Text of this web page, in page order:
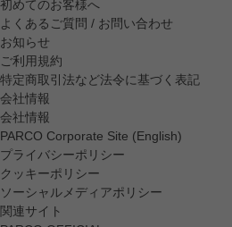
初めてのお客様へ
よくあるご質問 / お問い合わせ
お知らせ
ご利用規約
特定商取引法など法令に基づく表記
会社情報
会社情報
PARCO Corporate Site (English)
プライバシーポリシー
クッキーポリシー
ソーシャルメディアポリシー
関連サイト